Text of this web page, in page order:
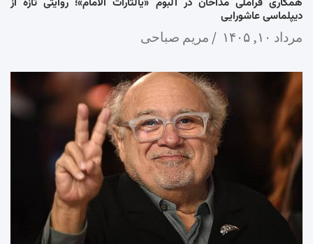
همکاری فراملی مداحان در آلبوم «یالثارات الامام»؛ روایتی تازه از
دیپلماسی عاشورایی
مرداد ۱۰, ۱۴۰۵ مریم صباحی